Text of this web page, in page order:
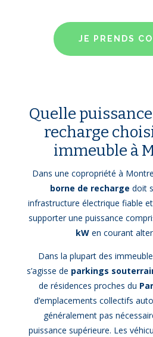
JE PRENDS
Quelle
recharge
immeuble à
Dans une copropriété à
borne de recharge doit
infrastructure électrique fiable
supporter une puissance
kW en courant
Dans la plupart des
s’agisse de parkings
de résidences proches du
d’emplacements collectifs
généralement pas
puissance supérieure. Les